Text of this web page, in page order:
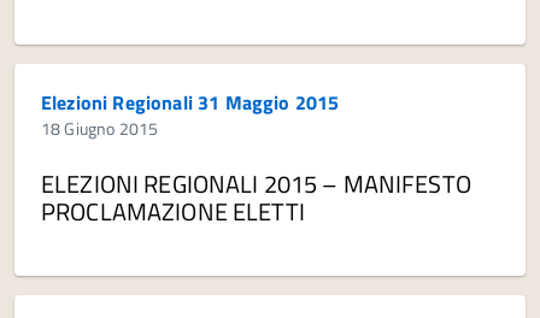
Elezioni Regionali 31 Maggio 2015
18 Giugno 2015
ELEZIONI REGIONALI 2015 – MANIFESTO
PROCLAMAZIONE ELETTI